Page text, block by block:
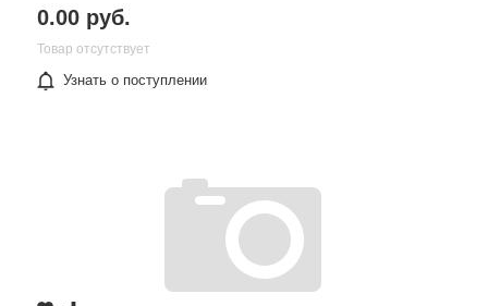
0.00 руб.
Товар отсутствует
Узнать о поступлении